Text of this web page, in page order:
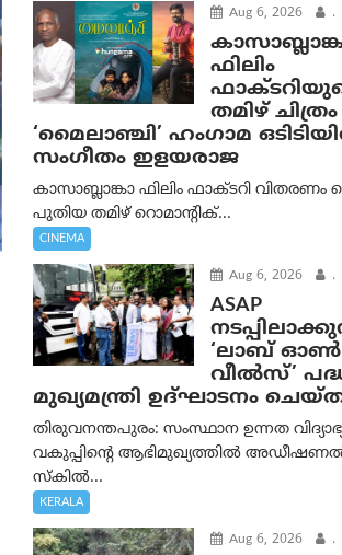
Aug 6, 2026 .
ഫിലിം
തമിഴ് ചിത്രം
‘മൈലാഞ്ചി’ ഹംഗാമ
സംഗീതം ഇളയരാജ
കാസാബ്ലാങ്കാ ഫിലിം ഫാക്ടറി വിതരണം
പുതിയ തമിഴ് റൊമാന്റിക്...
CINEMA
Aug 6, 2026 .
ASAP
‘ലാബ് ഓൺ
വീൽസ്’
മുഖ്യമന്ത്രി ഉദ്ഘാടനം
തിരുവനന്തപുരം: സംസ്ഥാന ഉന്നത
വകുപ്പിന്റെ ആഭിമുഖ്യത്തിൽ
സ്കിൽ...
KERALA
Aug 6, 2026 .